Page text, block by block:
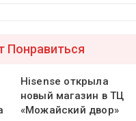
Понравиться
Hisense открыла
новый магазин в ТЦ
«Можайский двор»